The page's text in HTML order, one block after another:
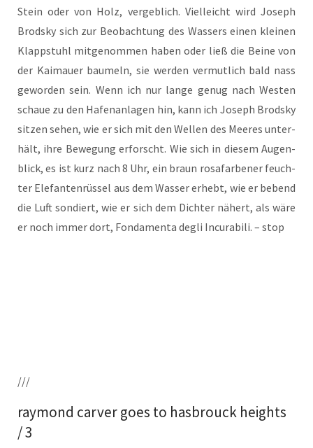
Stein oder von Holz, vergeb­lich. Viel­leicht wird Joseph
Brod­sky sich zur Beob­ach­tung des Was­sers einen klei­nen
Klapp­stuhl mitge­nommen haben oder ließ die Bei­ne von
der Kai­mau­er bau­meln, sie wer­den vermut­lich bald nass
gewor­den sein. Wenn ich nur lan­ge genug nach Wes­ten
schaue zu den Hafen­an­lagen hin, kann ich Joseph Brod­sky
sit­zen sehen, wie er sich mit den Wel­len des Mee­res unter­
hält, ihre Bewe­gung erforscht. Wie sich in die­sem Augen­
blick, es ist kurz nach 8 Uhr, ein braun rosa­far­be­ner feuch­
ter Elefan­ten­rüssel aus dem Was­ser erhebt, wie er bebend
die Luft son­diert, wie er sich dem Dich­ter nähert, als wäre
er noch immer dort, Fonda­menta degli Incura­bili. – stop
///
raymond carver goes to hasbrouck heights
/ 3